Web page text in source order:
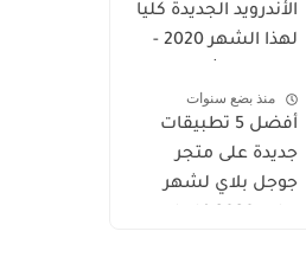
الأندرويد الجديدة كليا
لهذا الشهر 2020 -
حصري من أروع ما
شرحت
منذ بضع سنوات
أفضل 5 تطبيقات
جديدة على متجر
جوجل بلاي لشهر